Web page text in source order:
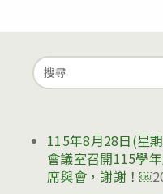
Search
for:
115年8月28日(星
會議室召開115學
席與會，謝謝！￼